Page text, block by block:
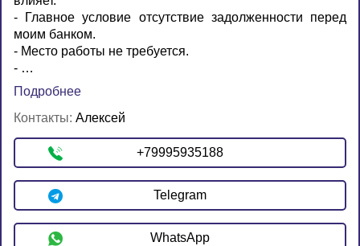
- Главное условие отсутствие задолженности перед
моим банком.
- Место работы не требуется.
- …
Подробнее
Контакты: Алексей
+79995935188
Telegram
WhatsApp